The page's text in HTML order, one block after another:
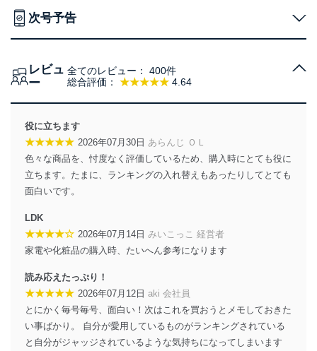
用目的を明確にし、本人の同意を得たうえで利用目的の
得・利用・提供を行います。また、当社が保有している
個人情報は、同意を得ずに目的外利用、第三者への提
ます。また、目的外利用を行わないために、適切な管理
措置を講じます。
法令遵守
当社は、個人情報に関連する法令、国が定める指針及び
す。
個人情報の安全管理措置
当社は、個人情報の正確性及び安全性を確保するため
に、下記セキュリティ対策をはじめとする安全対策を実
施し、個人情報の漏えい、滅失またはき損の防止及び是
正に努めます。
アクセス制御
次号予告
レビュ
ー
総合評価： ★★★★★ 4.64
全てのレビュー： 400件
役に立ちます
★★★★★ 2026年07月30日 あらんじ ＯＬ
色々な商品を、忖度なく評価しているため、購入時にとても役に
立ちます。たまに、ランキングの入れ替えもあったりしてとても
面白いです。
LDK
★★★★☆ 2026年07月14日 みいこっこ 経営者
家電や化粧品の購入時、たいへん参考になります
読み応えたっぷり！
★★★★★ 2026年07月12日 aki 会社員
とにかく毎号毎号、面白い！次はこれを買おうとメモしておきた
い事ばかり。 自分が愛用しているものがランキングされている
と自分がジャッジされているような気持ちになってしまいます